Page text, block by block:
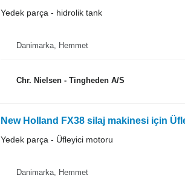
Yedek parça - hidrolik tank
Danimarka, Hemmet
Chr. Nielsen - Tingheden A/S
New Holland FX38 silaj makinesi için
Yedek parça - Üfleyici motoru
Danimarka, Hemmet